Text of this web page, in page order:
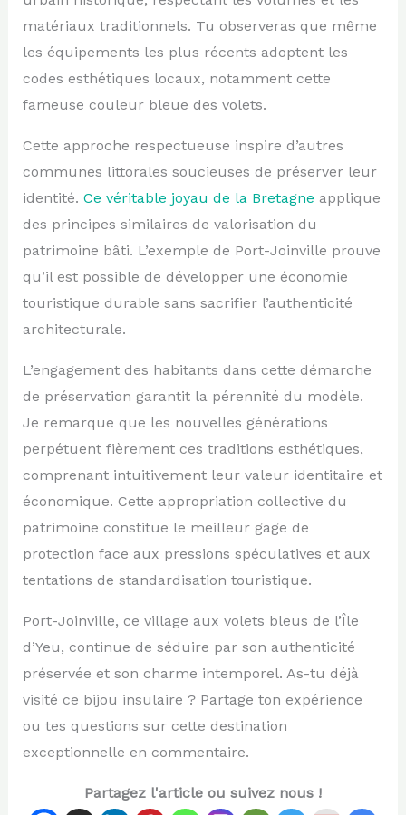
matériaux traditionnels. Tu observeras que même
les équipements les plus récents adoptent les
codes esthétiques locaux, notamment cette
fameuse couleur bleue des volets.
Cette approche respectueuse inspire d’autres
communes littorales soucieuses de préserver leur
identité. Ce véritable joyau de la Bretagne applique
des principes similaires de valorisation du
patrimoine bâti. L’exemple de Port-Joinville prouve
qu’il est possible de développer une économie
touristique durable sans sacrifier l’authenticité
architecturale.
L’engagement des habitants dans cette démarche
de préservation garantit la pérennité du modèle.
Je remarque que les nouvelles générations
perpétuent fièrement ces traditions esthétiques,
comprenant intuitivement leur valeur identitaire et
économique. Cette appropriation collective du
patrimoine constitue le meilleur gage de
protection face aux pressions spéculatives et aux
tentations de standardisation touristique.
Port-Joinville, ce village aux volets bleus de l’Île
d’Yeu, continue de séduire par son authenticité
préservée et son charme intemporel. As-tu déjà
visité ce bijou insulaire ? Partage ton expérience
ou tes questions sur cette destination
exceptionnelle en commentaire.
Partagez l'article ou suivez nous !